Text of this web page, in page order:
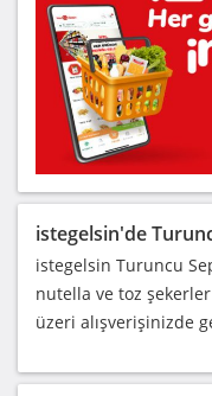
istegelsin'de
istegelsin Turuncu
nutella ve toz
üzeri alışverişinizde